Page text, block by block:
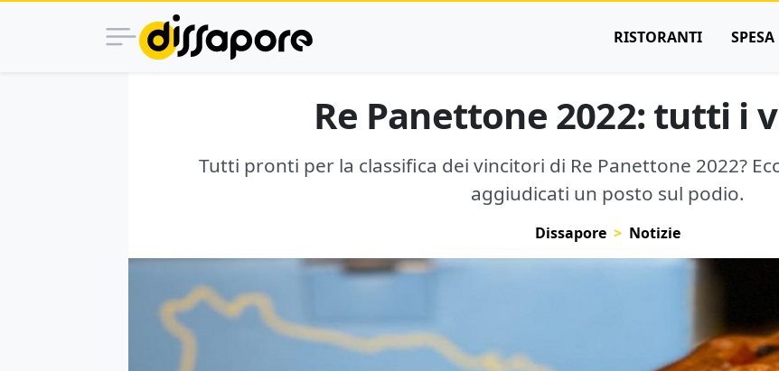
RISTORANTI SPESA
Re Panettone 2022: tutti i
Tutti pronti per la classifica dei vincitori di Re Panettone 2022?
aggiudicati un posto sul podio.
Dissapore Notizie